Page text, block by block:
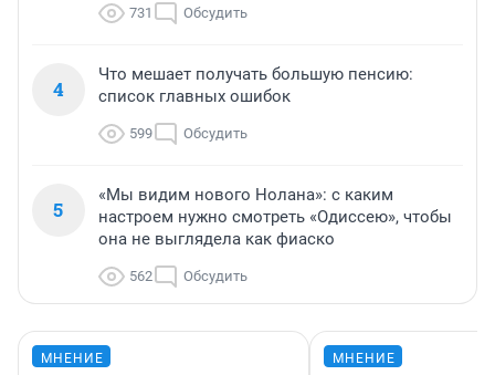
731 Обсудить
4
Что мешает получать большую пенсию:
список главных ошибок
599 Обсудить
5
«Мы видим нового Нолана»: с каким
настроем нужно смотреть «Одиссею», чтобы
она не выглядела как фиаско
562 Обсудить
МНЕНИЕ МНЕНИЕ